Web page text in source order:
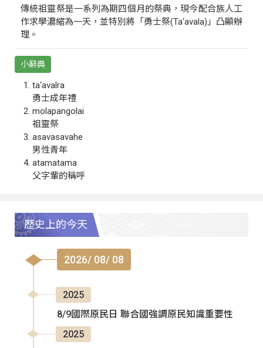
傳統祖靈祭是一系列為期四個月的祭典，現今配合族人工
作求學濃縮為一天，並特別將「勇士祭(Ta‘avala)」凸顯辦
理。
小辭典
ta‘avalra
勇士成年禮
molapangolai
祖靈祭
asavasavahe
男性青年
atamatama
父字輩的稱呼
歷史上的今天
2026/ 08/ 08
2025
8/9國際原民日 聯合國強調原民知識重要性
2025